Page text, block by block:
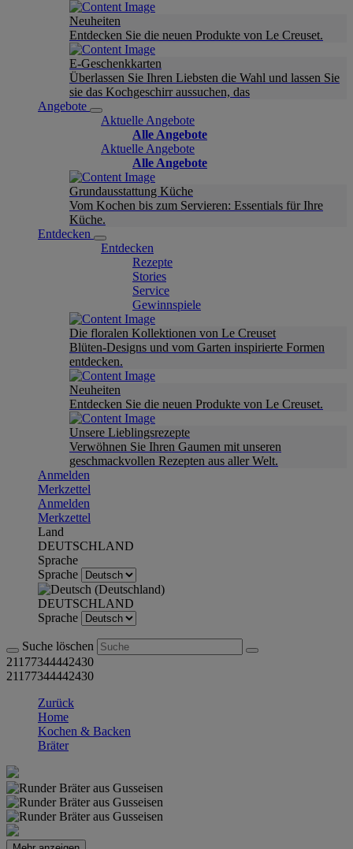
Neuheiten
Entdecken Sie die neuen Produkte von Le Creuset.
E-Geschenkkarten
Überlassen Sie Ihren Liebsten die Wahl und lassen Sie
sie das Kochgeschirr aussuchen, das
Angebote
Aktuelle Angebote
Alle Angebote
Aktuelle Angebote
Alle Angebote
Grundausstattung Küche
Vom Kochen bis zum Servieren: Essentials für Ihre
Küche.
Entdecken
Entdecken
Rezepte
Stories
Service
Gewinnspiele
Die floralen Kollektionen von Le Creuset
Blüten-Designs und vom Garten inspirierte Formen
entdecken.
Neuheiten
Entdecken Sie die neuen Produkte von Le Creuset.
Unsere Lieblingsrezepte
Verwöhnen Sie Ihren Gaumen mit unseren
geschmackvollen Rezepten aus aller Welt.
Anmelden
Merkzettel
Anmelden
Merkzettel
Land
DEUTSCHLAND
Sprache
Sprache
DEUTSCHLAND
Sprache
Suche löschen
21177344442430
21177344442430
Zurück
Home
Kochen & Backen
Bräter